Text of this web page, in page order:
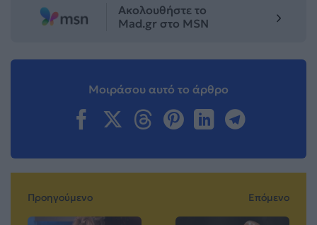
Ακολουθήστε το
Mad.gr στο MSN
Μοιράσου αυτό το άρθρο
Προηγούμενο Επόμενο